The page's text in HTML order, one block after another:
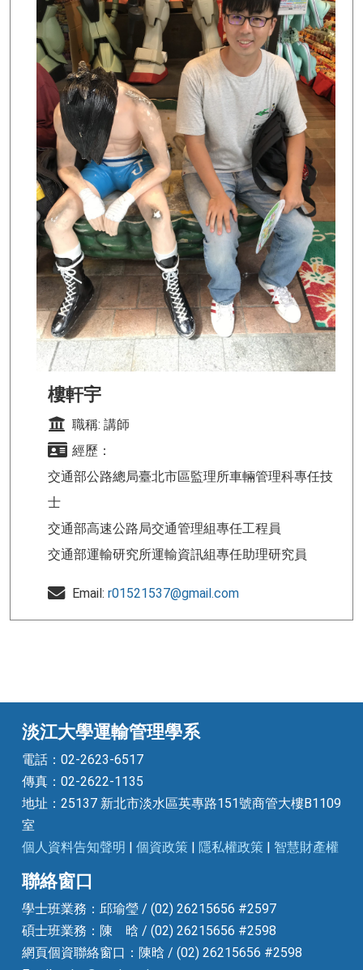
樓軒宇
職稱: 講師
經歷：
交通部公路總局臺北市區監理所車輛管理科專任技
士
交通部高速公路局交通管理組專任工程員
交通部運輸研究所運輸資訊組專任助理研究員
Email: r01521537@gmail.com
淡江大學運輸管理學系
電話：02-2623-6517
傳真：02-2622-1135
地址：25137 新北市淡水區英專路151號商管大樓B1109
室
個人資料告知聲明
個資政策 隱私權政策 智慧財產權
聯絡窗口
學士班業務：邱瑜瑩 / (02) 26215656 #2597
碩士班業務：陳 晗 / (02) 26215656 #2598
網頁個資聯絡窗口：陳晗 / (02) 26215656 #2598